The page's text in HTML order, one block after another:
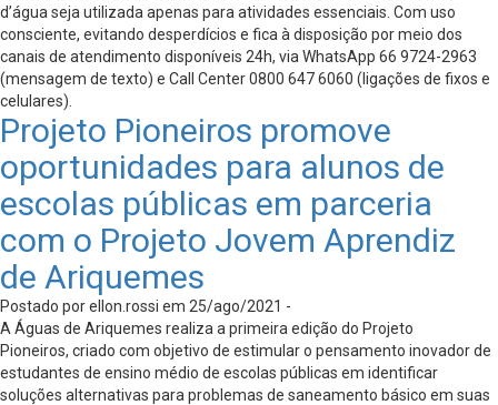
d’água seja utilizada apenas para atividades essenciais. Com uso
consciente, evitando desperdícios e fica à disposição por meio dos
canais de atendimento disponíveis 24h, via WhatsApp 66 9724-2963
(mensagem de texto) e Call Center 0800 647 6060 (ligações de fixos e
celulares).
Projeto Pioneiros promove
oportunidades para alunos de
escolas públicas em parceria
com o Projeto Jovem Aprendiz
de Ariquemes
Postado por ellon.rossi em 25/ago/2021 -
A Águas de Ariquemes realiza a primeira edição do Projeto
Pioneiros, criado com objetivo de estimular o pensamento inovador de
estudantes de ensino médio de escolas públicas em identificar
soluções alternativas para problemas de saneamento básico em suas